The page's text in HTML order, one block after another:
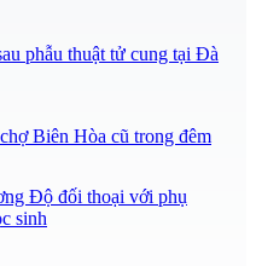
phẫu thuật tử cung tại Đà
Biên Hòa cũ trong đêm
Độ đối thoại với phụ
sinh